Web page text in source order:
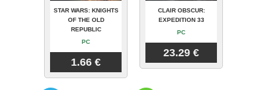
STAR WARS: KNIGHTS
OF THE OLD
REPUBLIC
PC
1.66 €
CLAIR OBSCUR:
EXPEDITION 33
PC
23.29 €